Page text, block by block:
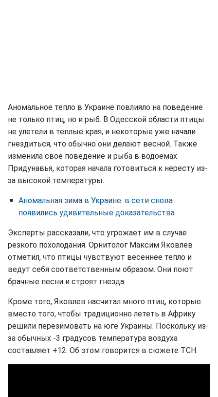
Аномальное тепло в Украине повлияло на поведение
не только птиц, но и рыб. В Одесской области птицы
не улетели в теплые края, и некоторые уже начали
гнездиться, что обычно они делают весной. Также
изменила свое поведение и рыба в водоемах
Придунавья, которая начала готовиться к нересту из-
за высокой температуры.
Аномальная зима в Украине: в сети снова
появились удивительные доказательства
Эксперты рассказали, что угрожает им в случае
резкого похолодания. Орнитолог Максим Яковлев
отметил, что птицы чувствуют весеннее тепло и
ведут себя соответственным образом. Они поют
брачные песни и строят гнезда.
Кроме того, Яковлев насчитал много птиц, которые
вместо того, чтобы традиционно лететь в Африку
решили перезимовать на юге Украины. Поскольку из-
за обычных -3 градусов температура воздуха
составляет +12. Об этом говорится в сюжете ТСН.